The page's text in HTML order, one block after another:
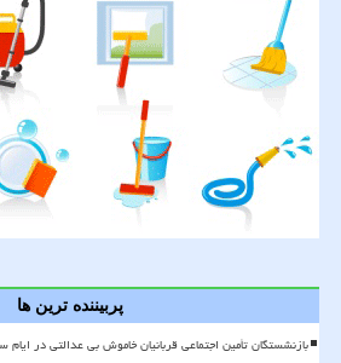
پربیننده ترین ها
بازنشستگان تأمین اجتماعی قربانیان خاموش بی عدالتی در